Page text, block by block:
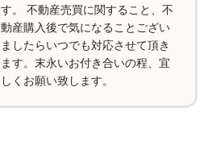
す。 不動産売買に関すること、不
動産購入後で気になることござい
ましたらいつでも対応させて頂き
ます。末永いお付き合いの程、宜
しくお願い致します。